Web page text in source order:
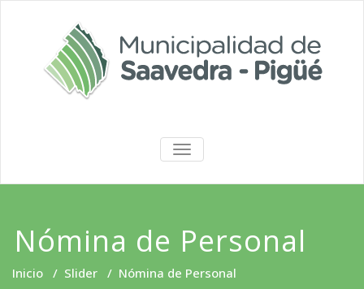
Transparencia
ALTERNAR
LA
Nómina de Personal
Inicio / Slider / Nómina de Personal